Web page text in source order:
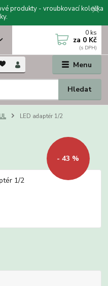
produkty - vroubkovací kolečka
Menu
Hledat
0 ks
za 0 Kč
LED adaptér 1/2
- 43 %